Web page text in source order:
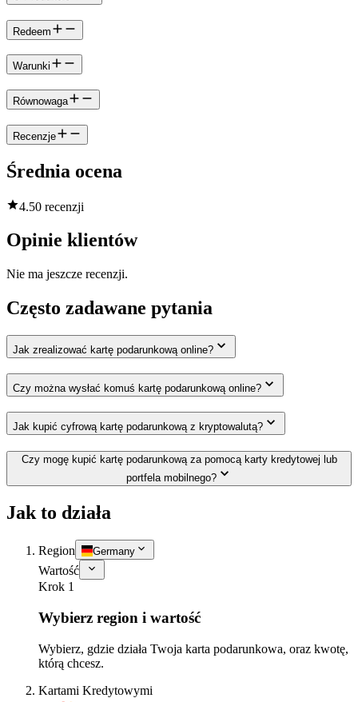
Redeem
Warunki
Równowaga
Recenzje
Średnia ocena
4.50 recenzji
Opinie klientów
Nie ma jeszcze recenzji.
Często zadawane pytania
Jak zrealizować kartę podarunkową online?
Czy można wysłać komuś kartę podarunkową online?
Jak kupić cyfrową kartę podarunkową z kryptowalutą?
Czy mogę kupić kartę podarunkową za pomocą karty kredytowej lub
portfela mobilnego?
Jak to działa
Region Germany
Wartość
Krok 1
Wybierz region i wartość
Wybierz, gdzie działa Twoja karta podarunkowa, oraz kwotę,
którą chcesz.
Kartami Kredytowymi